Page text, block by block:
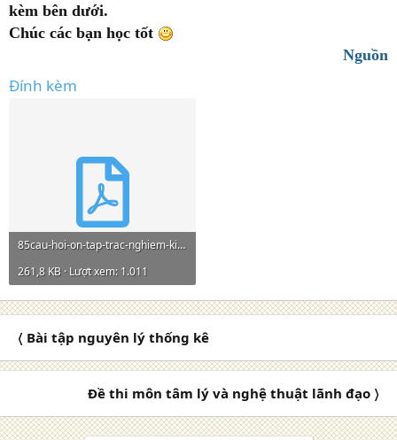
kèm bên dưới.
Chúc các bạn học tốt
Nguồn
Đính kèm
85cau-hoi-on-tap-trac-nghiem-kinh-te-chinh-tri.pdf
261,8 KB · Lượt xem: 1.011
〈 Bài tập nguyên lý thống kê
Đề thi môn tâm lý và nghệ thuật lãnh đạo 〉